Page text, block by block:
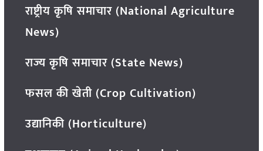
राष्ट्रीय कृषि समाचार (National Agriculture
News)
राज्य कृषि समाचार (State News)
फसल की खेती (Crop Cultivation)
उद्यानिकी (Horticulture)